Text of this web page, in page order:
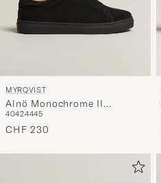
MYRQVIST
Alnö Monochrome II
Sneakers Black Suede
40424445
CHF 230